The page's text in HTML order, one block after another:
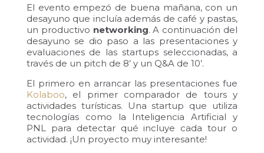
El evento empezó de buena mañana, con un
desayuno que incluía además de café y pastas,
un productivo networking. A continuación del
desayuno se dio paso a las presentaciones y
evaluaciones de las startups seleccionadas, a
través de un pitch de 8’ y un Q&A de 10’.
El primero en arrancar las presentaciones fue
Kolaboo, el primer comparador de tours y
actividades turísticas. Una startup que utiliza
tecnologías como la Inteligencia Artificial y
PNL para detectar qué incluye cada tour o
actividad. ¡Un proyecto muy interesante!